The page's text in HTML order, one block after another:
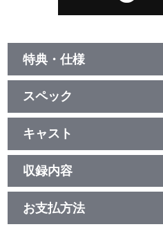
特典・仕様
他、仕様
描き下ろしイラストジャケット
スペック
品番：LACM-24179
ジャンル：国内アニメ音楽
シングル
／18分
キャスト
相沢梨紗
収録内容
お支払方法